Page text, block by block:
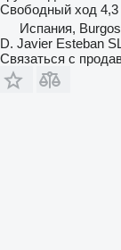
Свободный ход
Испания, Burgos
D. Javier Esteban
Связаться с